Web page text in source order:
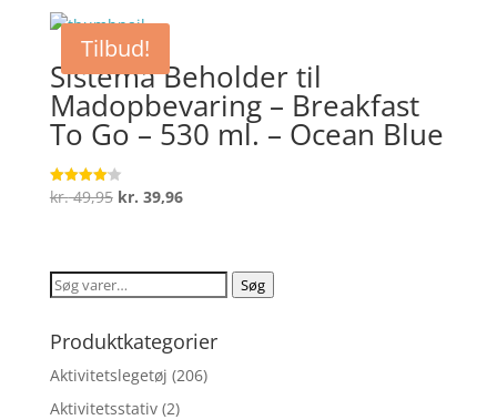
var:
kr. 259,85.
Tilbud!
Sistema Beholder til
Madopbevaring – Breakfast
To Go – 530 ml. – Ocean Blue
Vurderet
4.1
kr.49,95 Den
var:
kr. 49,95.
kr. 39,96Den
er:
kr. 39,96.
Søg
Søg
Produktkategorier
Aktivitetslegetøj (206)
Aktivitetsstativ (2)